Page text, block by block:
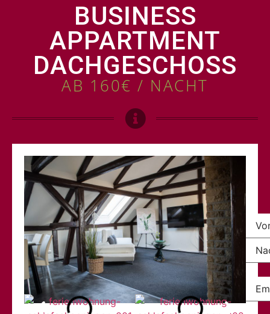
BUSINESS
APPARTMENT
DACHGESCHOSS
AB 160€ / NACHT